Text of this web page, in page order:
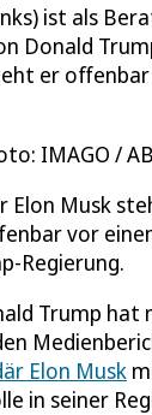
ist als
Donald
er
IMAGO /
Elon Musk
vor
Regierung.
Trump hat
Elon Musk
in seiner